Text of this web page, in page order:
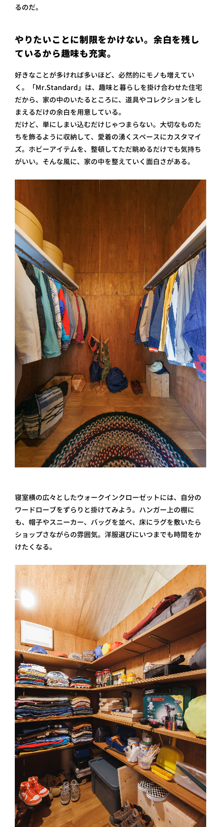
るのだ。
やりたいことに制限をかけない。余白を残し
ているから趣味も充実。
好きなことが多ければ多いほど、必然的にモノも増えてい
く。「Mr.Standard」は、趣味と暮らしを掛け合わせた住宅
だから、家の中のいたるところに、道具やコレクションをし
まえるだけの余白を用意している。
だけど、単にしまい込むだけじゃつまらない。大切なものた
ちを飾るように収納して、愛着の湧くスペースにカスタマイ
ズ。ホビーアイテムを、整頓してただ眺めるだけでも気持ち
がいい。そんな風に、家の中を整えていく面白さがある。
寝室横の広々としたウォークインクローゼットには、自分の
ワードローブをずらりと掛けてみよう。ハンガー上の棚に
も、帽子やスニーカー、バッグを並べ、床にラグを敷いたら
ショップさながらの雰囲気。洋服選びにいつまでも時間をか
けたくなる。